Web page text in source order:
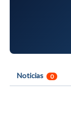
Noticias 0